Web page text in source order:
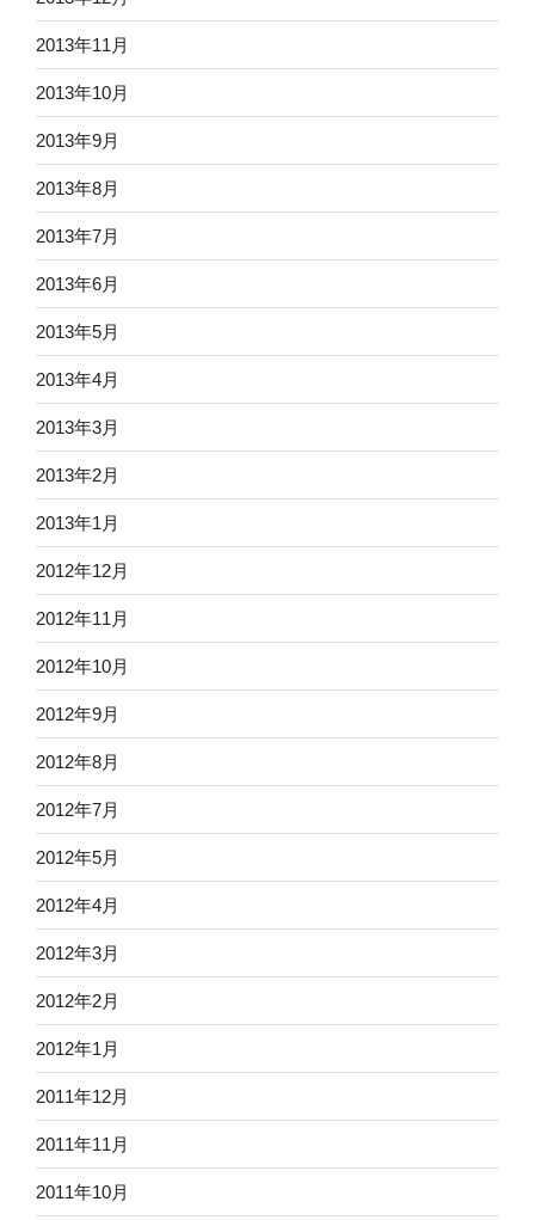
2013年11月
2013年10月
2013年9月
2013年8月
2013年7月
2013年6月
2013年5月
2013年4月
2013年3月
2013年2月
2013年1月
2012年12月
2012年11月
2012年10月
2012年9月
2012年8月
2012年7月
2012年5月
2012年4月
2012年3月
2012年2月
2012年1月
2011年12月
2011年11月
2011年10月